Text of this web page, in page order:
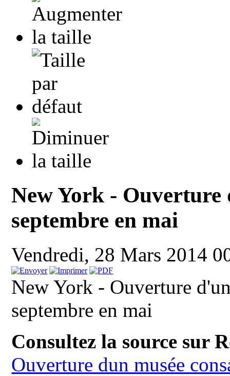
New York - Ouverture
septembre en mai
Vendredi, 28 Mars 2014
New York - Ouverture
septembre en mai
Consultez la source sur
Ouverture dun musée